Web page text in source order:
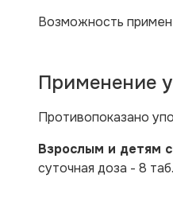
Возможность
Применение
Противопоказано
Взрослым и детям
суточная доза - 8 таб.